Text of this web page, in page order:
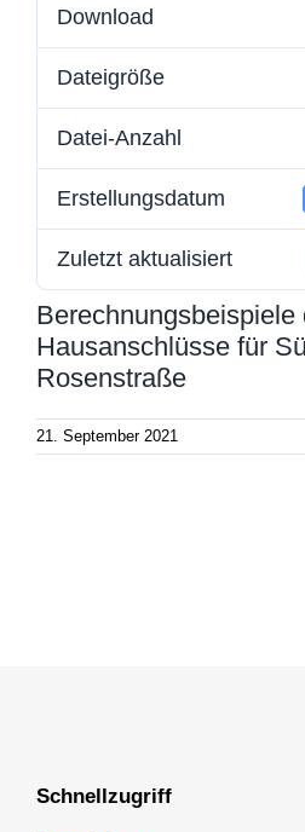
Download
Dateigröße
Datei-Anzahl
Erstellungsdatum
Zuletzt aktualisiert
Berechnungsbeispiele
Hausanschlüsse für
Rosenstraße
21. September 2021
Schnellzugriff